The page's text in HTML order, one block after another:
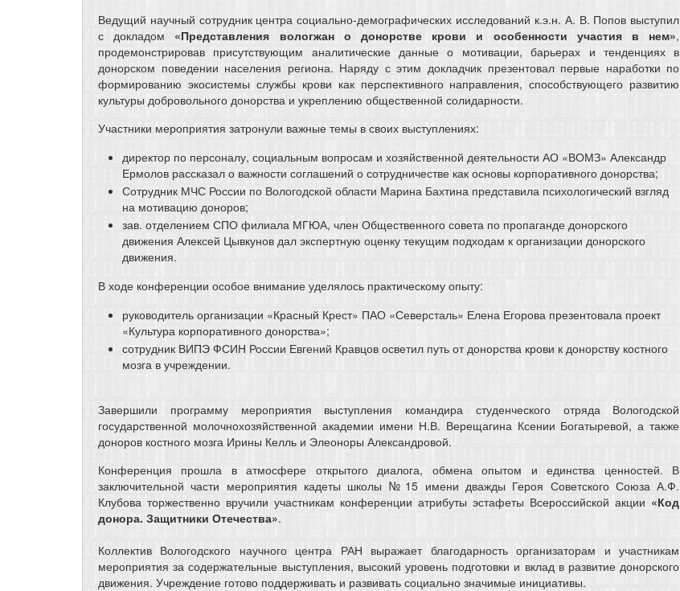
Ведущий научный сотрудник центра социально-демографических исследований к.э.н. А. В. Попов выступил
с докладом «Представления вологжан о донорстве крови и особенности участия в нем»,
продемонстрировав присутствующим аналитические данные о мотивации, барьерах и тенденциях в
донорском поведении населения региона. Наряду с этим докладчик презентовал первые наработки по
формированию экосистемы службы крови как перспективного направления, способствующего развитию
культуры добровольного донорства и укреплению общественной солидарности.
Участники мероприятия затронули важные темы в своих выступлениях:
директор по персоналу, социальным вопросам и хозяйственной деятельности АО «ВОМЗ» Александр
Ермолов рассказал о важности соглашений о сотрудничестве как основы корпоративного донорства;
Сотрудник МЧС России по Вологодской области Марина Бахтина представила психологический взгляд
на мотивацию доноров;
зав. отделением СПО филиала МГЮА, член Общественного совета по пропаганде донорского
движения Алексей Цывкунов дал экспертную оценку текущим подходам к организации донорского
движения.
В ходе конференции особое внимание уделялось практическому опыту:
руководитель организации «Красный Крест» ПАО «Северсталь» Елена Егорова презентовала проект
«Культура корпоративного донорства»;
сотрудник ВИПЭ ФСИН России Евгений Кравцов осветил путь от донорства крови к донорству костного
мозга в учреждении.
Завершили программу мероприятия выступления командира студенческого отряда Вологодской
государственной молочнохозяйственной академии имени Н.В. Верещагина Ксении Богатыревой, а также
доноров костного мозга Ирины Келль и Элеоноры Александровой.
Конференция прошла в атмосфере открытого диалога, обмена опытом и единства ценностей. В
заключительной части мероприятия кадеты школы № 15 имени дважды Героя Советского Союза А.Ф.
Клубова торжественно вручили участникам конференции атрибуты эстафеты Всероссийской акции «Код
донора. Защитники Отечества».
Коллектив Вологодского научного центра РАН выражает благодарность организаторам и участникам
мероприятия за содержательные выступления, высокий уровень подготовки и вклад в развитие донорского
движения. Учреждение готово поддерживать и развивать социально значимые инициативы.